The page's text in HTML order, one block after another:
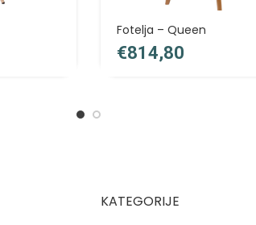
Fotelja – Queen
€
KATEGORIJE